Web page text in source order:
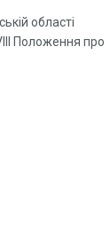
області
Положення про